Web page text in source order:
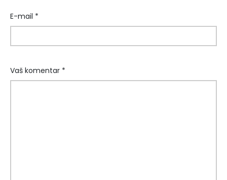
E-mail *
Vaš komentar *